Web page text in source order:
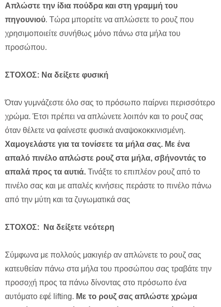
Απλώστε την ίδια πούδρα και στη γραμμή του
πηγουνιού. Τώρα μπορείτε να απλώσετε το ρουζ που
χρησιμοποιείτε συνήθως μόνο πάνω στα μήλα του
προσώπου.
ΣΤΟΧΟΣ: Να δείξετε φυσική
Όταν γυμνάζεστε όλο σας το πρόσωπο παίρνει περισσότερο
χρώμα. Έτσι πρέπει να απλώνετε λοιπόν και το ρουζ σας
όταν θέλετε να φαίνεστε φυσικά αναψοκοκκινισμένη.
Χαμογελάστε για τα τονίσετε τα μήλα σας. Με ένα
απαλό πινέλο απλώστε ρουζ στα μήλα, σβήνοντάς το
απαλά προς τα αυτιά. Τινάξτε το επιπλέον ρουζ από το
πινέλο σας και με απαλές κινήσεις περάστε το πινέλο πάνω
από την μύτη και τα ζυγωματικά σας
ΣΤΟΧΟΣ: Να δείξετε νεότερη
Σύμφωνα με πολλούς μακιγιέρ αν απλώνετε το ρουζ σας
κατευθείαν πάνω στα μήλα του προσώπου σας τραβάτε την
προσοχή προς τα πάνω δίνοντας στο πρόσωπο ένα
αυτόματο εφέ lifting. Με το ρουζ σας απλώστε χρώμα